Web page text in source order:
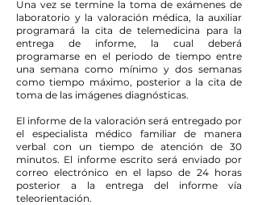
Una vez se termine la toma de exámenes de
laboratorio y la valoración médica, la auxiliar
programará la cita de telemedicina para la
entrega de informe, la cual deberá
programarse en el periodo de tiempo entre
una semana como mínimo y dos semanas
como tiempo máximo, posterior a la cita de
toma de las imágenes diagnósticas.
El informe de la valoración será entregado por
el especialista médico familiar de manera
verbal con un tiempo de atención de 30
minutos. El informe escrito será enviado por
correo electrónico en el lapso de 24 horas
posterior a la entrega del informe vía
teleorientación.